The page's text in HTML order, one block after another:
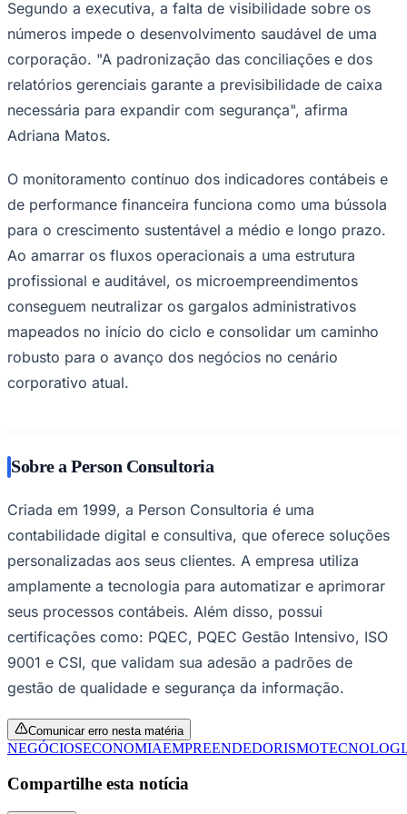
Ceará
Goiás
crescentemente ao modelo de Business Process
Outsourcing (BPO) financeiro. Empresas prestadoras de
serviço atuam nesse suporte por meio da terceirização
de rotinas e da implantação de plataformas digitais. O
objetivo desse processo é converter dados operacionais
em relatórios gerenciais transparentes e auditáveis.
A organização prévia das contas a pagar e a receber
permite que a liderança da corporação se distancie das
tarefas manuais e assuma um papel predominantemente
focado na escalabilidade operacional. Adriana Matos,
COO da Person Consultoria, afirma que o equilíbrio
financeiro depende diretamente da padronização e do
uso integrado da tecnologia aplicada à realidade de
cada empreendimento.
corporação. "A padronização das conciliações e dos
relatórios gerenciais garante a previsibilidade de caixa
necessária para expandir com segurança", afirma
Adriana Matos.
O monitoramento contínuo dos indicadores contábeis e
de performance financeira funciona como uma bússola
para o crescimento sustentável a médio e longo prazo.
Ao amarrar os fluxos operacionais a uma estrutura
profissional e auditável, os microempreendimentos
conseguem neutralizar os gargalos administrativos
mapeados no início do ciclo e consolidar um caminho
robusto para o avanço dos negócios no cenário
corporativo atual.